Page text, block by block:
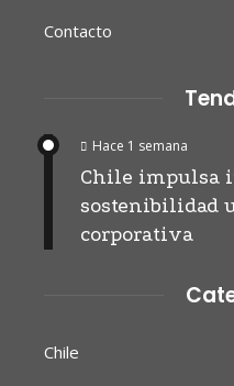
Contacto
Hace 1 semana
Chile impulsa
sostenibilidad
corporativa
Chile